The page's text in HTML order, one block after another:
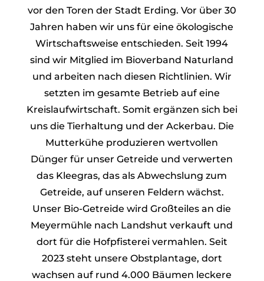
vor den Toren der Stadt Erding. Vor über 30
Jahren haben wir uns für eine ökologische
Wirtschaftsweise entschieden. Seit 1994
sind wir Mitglied im Bioverband Naturland
und arbeiten nach diesen Richtlinien. Wir
setzten im gesamte Betrieb auf eine
Kreislaufwirtschaft. Somit ergänzen sich bei
uns die Tierhaltung und der Ackerbau. Die
Mutterkühe produzieren wertvollen
Dünger für unser Getreide und verwerten
das Kleegras, das als Abwechslung zum
Getreide, auf unseren Feldern wächst.
Unser Bio-Getreide wird Großteiles an die
Meyermühle nach Landshut verkauft und
dort für die Hofpfisterei vermahlen. Seit
2023 steht unsere Obstplantage, dort
wachsen auf rund 4.000 Bäumen leckere